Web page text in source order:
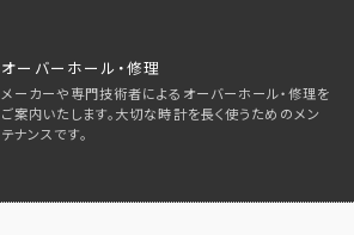
オーバーホール・修理
メーカーや専門技術者によるオーバーホール・修理を
ご案内いたします。大切な時計を長く使うためのメン
テナンスです。